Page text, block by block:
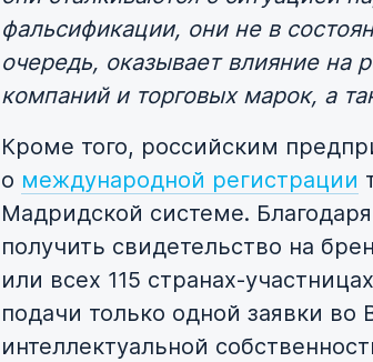
фальсификации, они не в
очередь, оказывает влияние на
компаний и торговых марок, а
Кроме того, российским
о международной регистрации
Мадридской системе.
получить свидетельство на
или всех 115 странах-
подачи только одной заявки
интеллектуальной